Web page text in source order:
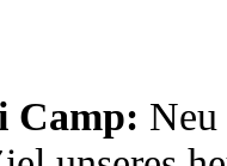
Camp: Neu